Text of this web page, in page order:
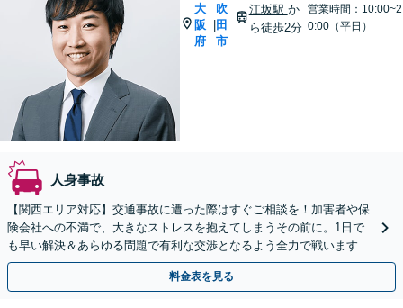
大
阪
府
吹
田
市
江坂駅 か
ら徒歩2分
営業時間：10:00~2
0:00（平日）
人身事故
【関西エリア対応】交通事故に遭った際はすぐご相談を！加害者や保
険会社への不満で、大きなストレスを抱えてしまうその前に。1日で
も早い解決＆あらゆる問題で有利な交渉となるよう全力で戦います！
示談金の増額や適切な後遺障害等級など、お任せください。
料金表を見る